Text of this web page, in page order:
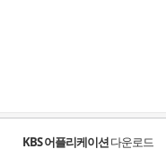
KBS 어플리케이션다운로드